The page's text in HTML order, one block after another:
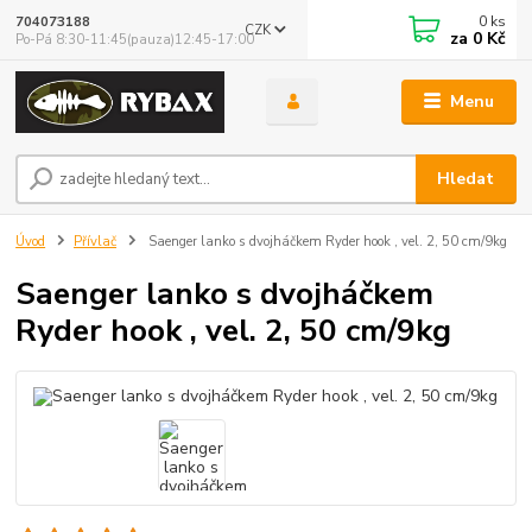
Menu
CZK
Hledat
704073188
Po-Pá 8:30-11:45(pauza)12:45-17:00
0 ks
za 0 Kč
Úvod Přívlač Saenger lanko s dvojháčkem Ryder hook , vel. 2, 50 cm/9kg
Saenger lanko s dvojháčkem
Ryder hook , vel. 2, 50 cm/9kg